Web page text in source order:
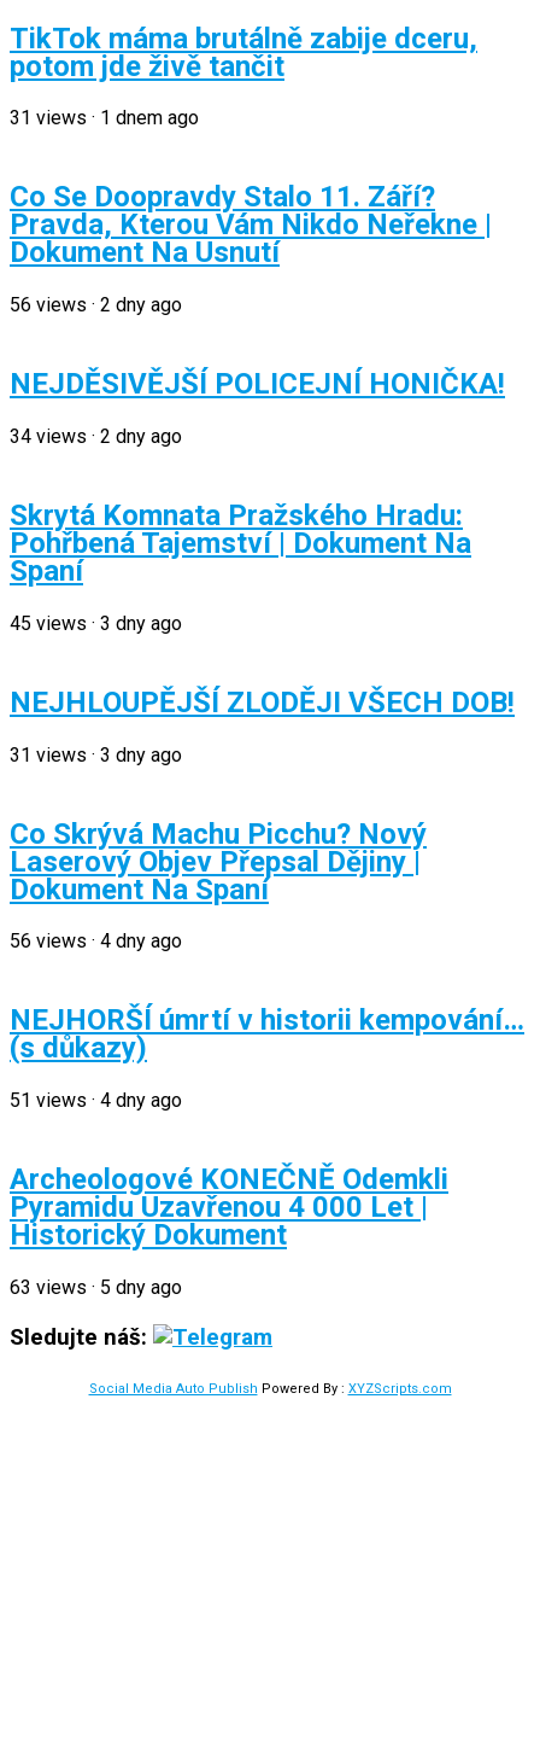
TikTok máma brutálně zabije dceru,
potom jde živě tančit
31 views · 1 dnem ago
Co Se Doopravdy Stalo 11. Září?
Pravda, Kterou Vám Nikdo Neřekne |
Dokument Na Usnutí
56 views · 2 dny ago
NEJDĚSIVĚJŠÍ POLICEJNÍ HONIČKA!
34 views · 2 dny ago
Skrytá Komnata Pražského Hradu:
Pohřbená Tajemství | Dokument Na
Spaní
45 views · 3 dny ago
NEJHLOUPĚJŠÍ ZLODĚJI VŠECH DOB!
31 views · 3 dny ago
Co Skrývá Machu Picchu? Nový
Laserový Objev Přepsal Dějiny |
Dokument Na Spaní
56 views · 4 dny ago
NEJHORŠÍ úmrtí v historii kempování…
(s důkazy)
51 views · 4 dny ago
Archeologové KONEČNĚ Odemkli
Pyramidu Uzavřenou 4 000 Let |
Historický Dokument
63 views · 5 dny ago
Sledujte náš:
Social Media Auto Publish Powered By : XYZScripts.com